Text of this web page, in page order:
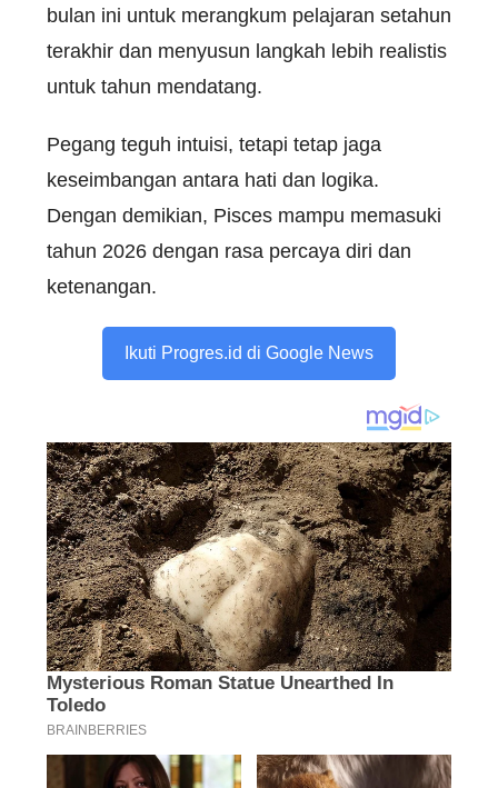
bulan ini untuk merangkum pelajaran setahun
terakhir dan menyusun langkah lebih realistis
untuk tahun mendatang.
Pegang teguh intuisi, tetapi tetap jaga
keseimbangan antara hati dan logika.
Dengan demikian, Pisces mampu memasuki
tahun 2026 dengan rasa percaya diri dan
ketenangan.
Ikuti Progres.id di Google News